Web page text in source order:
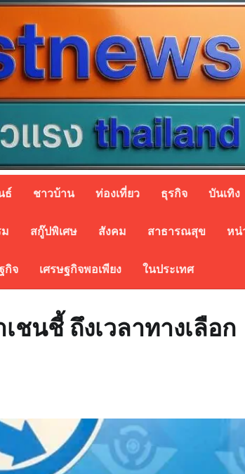
ธ์ ชาวบ้าน ท่องเที่ยว ธุรกิจ บันเทิง
สกู๊ปพิเศษ สังคม สาธารณสุข หน่
กิจ เศรษฐกิจพอเพียง ในประเทศ
ชนชี้ ถึงเวลาทางเลือก